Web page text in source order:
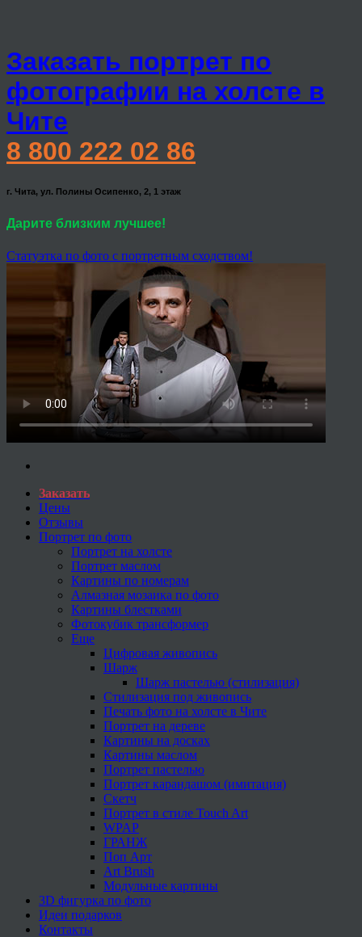
Заказать портрет по
фотографии на холсте в
Чите
8 800 222 02 86
г. Чита, ул. Полины Осипенко, 2, 1 этаж
Дарите близким лучшее!
Статуэтка по фото с портретным сходством!
Заказать
Цены
Отзывы
Портрет по фото
Портрет на холсте
Портрет маслом
Картины по номерам
Алмазная мозаика по фото
Картины блестками
Фотокубик трансформер
Еще
Цифровая живопись
Шарж
Шарж пастелью (стилизация)
Стилизация под живопись
Печать фото на холсте в Чите
Портрет на дереве
Картины на досках
Картины маслом
Портрет пастелью
Портрет карандашом (имитация)
Скетч
Портрет в стиле Touch Art
WPAP
ГРАНЖ
Поп Арт
Art Brush
Модульные картины
3D фигурка по фото
Идеи подарков
Контакты